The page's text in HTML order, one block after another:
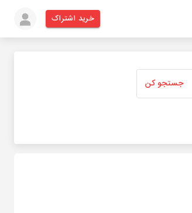
خرید اشتراک
جستجو کن